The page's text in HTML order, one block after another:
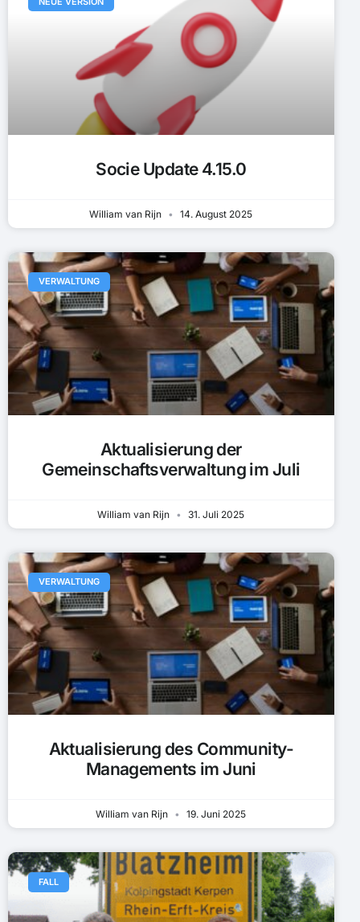
Socie Update 4.15.0
William van Rijn 14. August 2025
VERWALTUNG
Aktualisierung der
Gemeinschaftsverwaltung im Juli
William van Rijn 31. Juli 2025
VERWALTUNG
Aktualisierung des Community-
Managements im Juni
William van Rijn 19. Juni 2025
FALL